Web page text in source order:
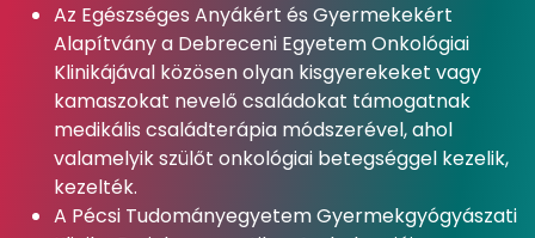
Az Egészséges Anyákért és Gyermekekért
Alapítvány a Debreceni Egyetem Onkológiai
Klinikájával közösen olyan kisgyerekeket vagy
kamaszokat nevelő családokat támogatnak
medikális családterápia módszerével, ahol
valamelyik szülőt onkológiai betegséggel kezelik,
kezelték.
A Pécsi Tudományegyetem Gyermekgyógyászati